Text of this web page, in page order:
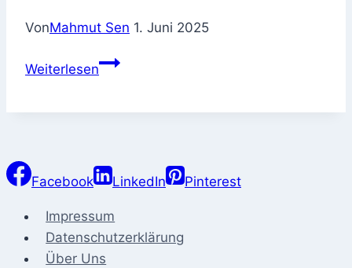
VonMahmut Sen 1. Juni 2025
WeiterlesenWie
Technologie?
Facebook
LinkedIn Pinterest
Impressum
Datenschutzerklärung
Über Uns